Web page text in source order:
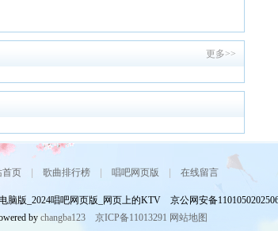
更多>>
首页| 歌曲排行榜| 唱吧网页版 在线留言
脑版_2024唱吧网页版_网页上的KTV 京公网安备
by changba123 京ICP备11013291 网站地图